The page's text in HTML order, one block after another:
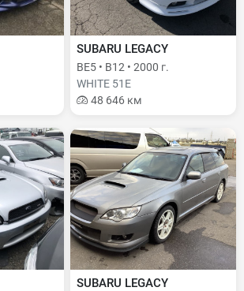
SUBARU LEGACY
BE5 • B12 • 2000 г.
WHITE 51E
48 646 км
SUBARU LEGACY